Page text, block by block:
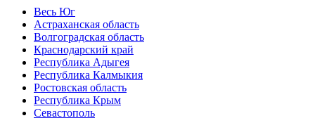
Весь Юг
Астраханская область
Волгоградская область
Краснодарский край
Республика Адыгея
Республика Калмыкия
Ростовская область
Республика Крым
Севастополь